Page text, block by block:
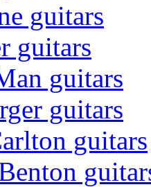
guitars
guitars
guitars
guitars
guitars